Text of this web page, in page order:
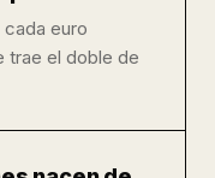
euro
trae el doble de